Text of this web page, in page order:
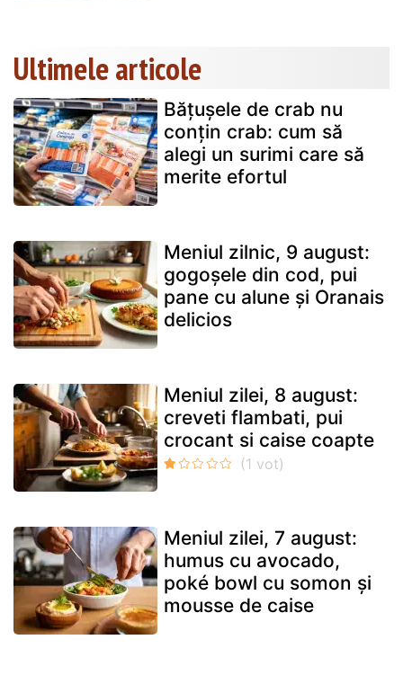
Ultimele articole
Bățușele de crab nu
conțin crab: cum să
alegi un surimi care să
merite efortul
Meniul zilnic, 9 august:
gogoșele din cod, pui
pane cu alune și Oranais
delicios
Meniul zilei, 8 august:
creveti flambati, pui
crocant si caise coapte
Meniul zilei, 7 august:
humus cu avocado,
poké bowl cu somon și
mousse de caise